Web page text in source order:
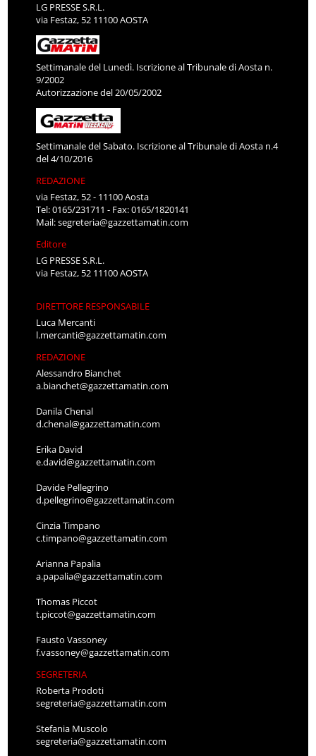
LG PRESSE S.R.L.
via Festaz, 52 11100 AOSTA
Settimanale del Lunedì. Iscrizione al Tribunale di Aosta n.
9/2002
Autorizzazione del 20/05/2002
Settimanale del Sabato. Iscrizione al Tribunale di Aosta n.4
del 4/10/2016
REDAZIONE
via Festaz, 52 - 11100 Aosta
Tel: 0165/231711 - Fax: 0165/1820141
Mail:segreteria@gazzettamatin.com
Editore
LG PRESSE S.R.L.
via Festaz, 52 11100 AOSTA
DIRETTORE RESPONSABILE
Luca Mercanti
l.mercanti@gazzettamatin.com
REDAZIONE
Alessandro Bianchet
a.bianchet@gazzettamatin.com
Danila Chenal
d.chenal@gazzettamatin.com
Erika David
e.david@gazzettamatin.com
Davide Pellegrino
d.pellegrino@gazzettamatin.com
Cinzia Timpano
c.timpano@gazzettamatin.com
Arianna Papalia
a.papalia@gazzettamatin.com
Thomas Piccot
t.piccot@gazzettamatin.com
Fausto Vassoney
f.vassoney@gazzettamatin.com
SEGRETERIA
Roberta Prodoti
segreteria@gazzettamatin.com
Stefania Muscolo
segreteria@gazzettamatin.com